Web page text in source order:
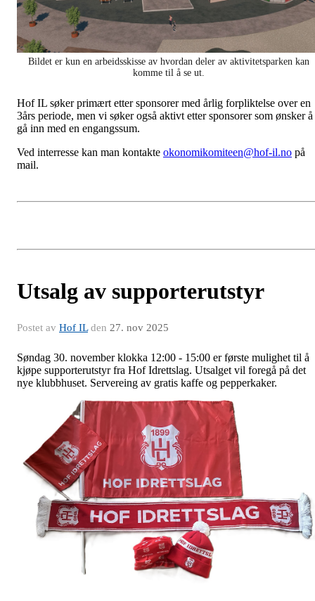
Bildet er kun en arbeidsskisse av hvordan deler av aktivitetsparken kan
komme til å se ut.
Hof IL søker primært etter sponsorer med årlig forpliktelse over en
3års periode, men vi søker også aktivt etter sponsorer som ønsker å
gå inn med en engangssum.
Ved interresse kan man kontakte okonomikomiteen@hof-il.no på
mail.
Utsalg av supporterutstyr
Postet av Hof ILden 27. nov 2025
Søndag 30. november klokka 12:00 - 15:00 er første mulighet til å
kjøpe supporterutstyr fra Hof Idrettslag. Utsalget vil foregå på det
nye klubbhuset. Servereing av gratis kaffe og pepperkaker.